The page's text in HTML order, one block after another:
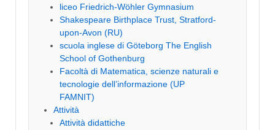
liceo Friedrich-Wöhler Gymnasium
Shakespeare Birthplace Trust, Stratford-
upon-Avon (RU)
scuola inglese di Göteborg The English
School of Gothenburg
Facoltà di Matematica, scienze naturali e
tecnologie dell’informazione (UP
FAMNIT)
Attività
Attività didattiche